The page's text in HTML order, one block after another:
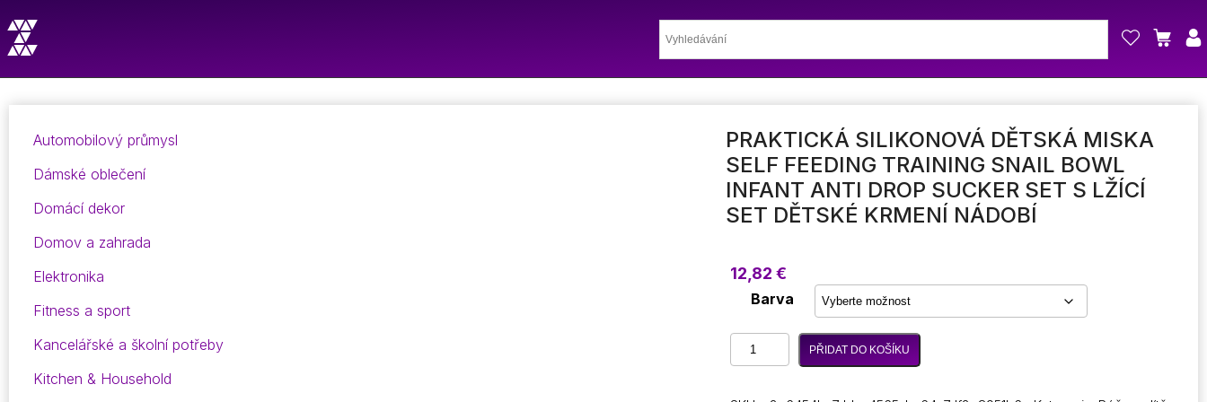
Automobilový průmysl
Dámské oblečení
Domácí dekor
Domov a zahrada
Elektronika
Fitness a sport
Kancelářské a školní potřeby
Kitchen & Household
PRAKTICKÁ SILIKONOVÁ DĚTSKÁ MISKA
SELF FEEDING TRAINING SNAIL BOWL
INFANT ANTI DROP SUCKER SET S LŽÍCÍ
SET DĚTSKÉ KRMENÍ NÁDOBÍ
12,82 €
Barva
Praktická
silikonová
PŘIDAT DO KOŠÍKU